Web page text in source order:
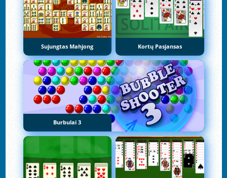
Sujungtas Mahjong Kortų Pasjansas
Burbulai 3